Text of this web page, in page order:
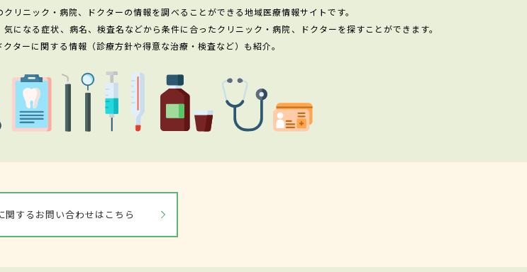
リニック・病院、ドクターの情報を調べることができる地域医療情報サイトです。
になる症状、病名、検査名などから条件に合ったクリニック・病院、ドクターを探すことができます。
ターに関する情報（診療方針や得意な治療・検査など）も紹介。
関するお問い合わせはこちら